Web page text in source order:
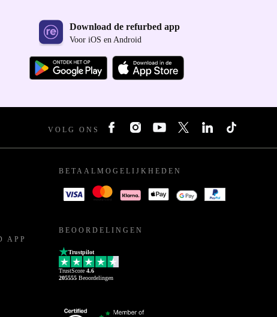
Download de refurbed app
Voor iOS en Android
VOLG ONS
APP
BETAALMOGELIJKHEDEN
BEOORDELINGEN
Trustpilot
TrustScore 4.6
205555 Beoordelingen